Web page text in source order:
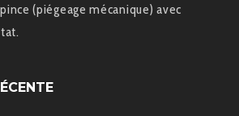
(piégeage mécanique) avec